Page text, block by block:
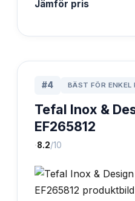
Jämför pris
#4 BÄST FÖR ENKEL
Tefal Inox &
EF265812
·8.2/10